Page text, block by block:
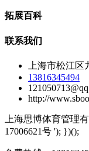
拓展百科
联系我们
上海市松江区
13816345494
http://
上海思博体育管理
17006621号 '); })();